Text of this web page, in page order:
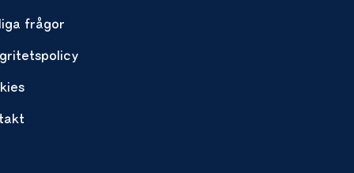
frågor